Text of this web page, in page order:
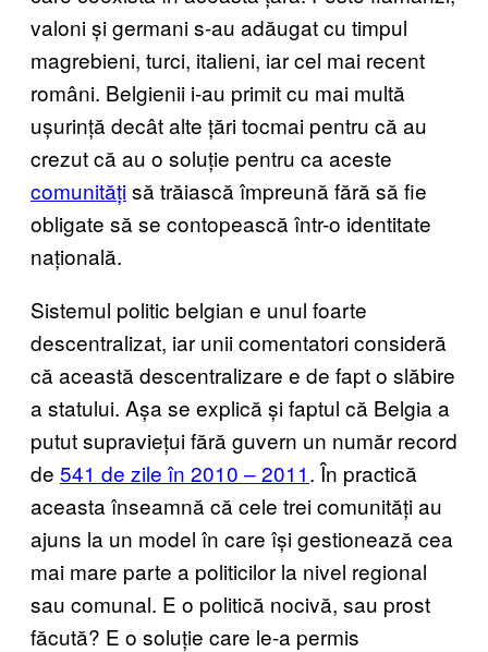
valoni și germani s-au adăugat cu timpul
magrebieni, turci, italieni, iar cel mai recent
români. Belgienii i-au primit cu mai multă
ușurință decât alte țări tocmai pentru că au
crezut că au o soluție pentru ca aceste
comunitățisă trăiască împreună fără să fie
obligate să se contopească într-o identitate
națională.
Sistemul politic belgian e unul foarte
descentralizat, iar unii comentatori consideră
că această descentralizare e de fapt o slăbire
a statului. Așa se explică și faptul că Belgia a
putut supraviețui fără guvern un număr record
de 541 de zile în 2010 – 2011. În practică
aceasta înseamnă că cele trei comunități au
ajuns la un model în care își gestionează cea
mai mare parte a politicilor la nivel regional
sau comunal. E o politică nocivă, sau prost
făcută? E o soluție care le-a permis